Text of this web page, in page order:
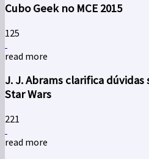
Cubo Geek no MCE 2015
125
read more
J. J. Abrams clarifica
Star Wars
221
read more